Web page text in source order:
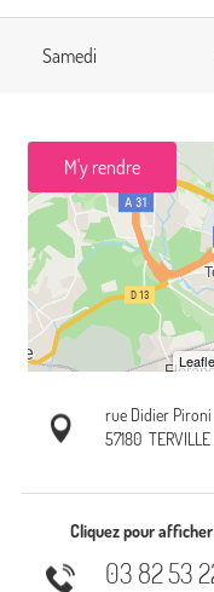
Samedi
M'y rendre
rue Didier Pironi
57180 TERVILLE
Cliquez pour
03 82 53